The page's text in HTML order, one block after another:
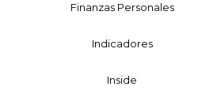
Finanzas Personales
Indicadores
Inside